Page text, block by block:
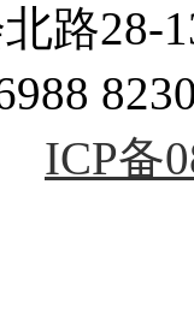
路28-
ICP备